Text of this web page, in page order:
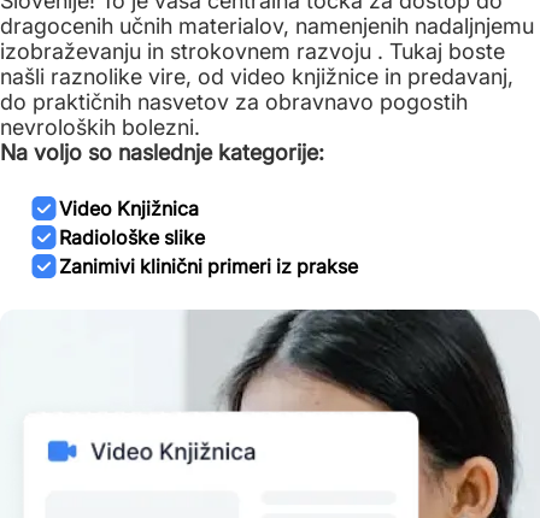
dragocenih učnih materialov, namenjenih nadaljnjemu
izobraževanju in strokovnem razvoju . Tukaj boste
našli raznolike vire, od video knjižnice in predavanj,
do praktičnih nasvetov za obravnavo pogostih
nevroloških bolezni.
Na voljo so naslednje kategorije:
Video Knjižnica
Radiološke slike
Zanimivi klinični primeri iz prakse